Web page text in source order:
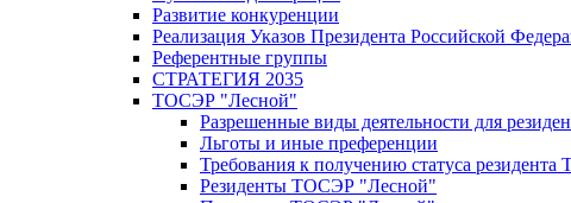
Развитие конкуренции
Реализация Указов Президента Российской
Референтные группы
СТРАТЕГИЯ 2035
ТОСЭР "Лесной"
Разрешенные виды деятельности для
Льготы и иные преференции
Требования к получению статуса
Резиденты ТОСЭР "Лесной"